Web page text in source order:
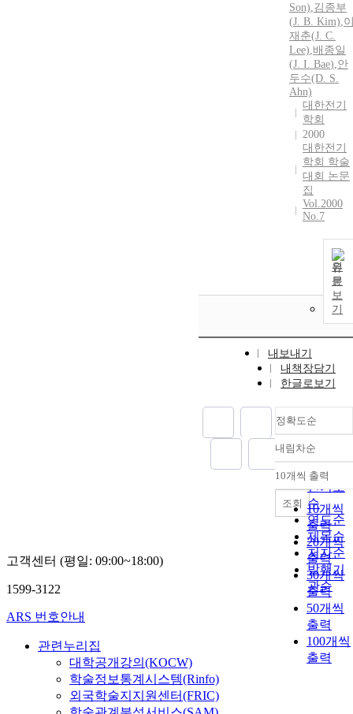
Son),김종부
(J. B. Kim),
재춘(J. C.
Lee),배종일
(J. I. Bae),안
두수(D. S.
Ahn)
대한전기
학회
2000
대한전기
학회 학술
대회 논문
집
Vol.2000
No.7
원
문
보
기
내보내기
내책장담기
한글로보기
정확도순
정확도
순
인기도
순
연도순
제목순
저자순
발행기
관순
내림차순
내림차
10개씩 출력
10개씩
출력
20개씩
출력
30개씩
출력
50개씩
출력
100개씩
출력
조회
고객센터 (평일: 09:00~18:00)
1599-3122
ARS 번호안내
관련누리집
대학공개강의(KOCW)
학술정보통계시스템(Rinfo)
외국학술지지원센터(FRIC)